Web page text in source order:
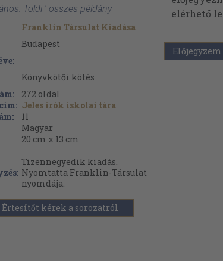
Toldi ' összes példány
Franklin Társulat Kiadása
Budapest
Könyvkötői kötés
272 oldal
Jeles irók iskolai tára
11
Magyar
20 cm x 13 cm
Tizennegyedik kiadás.
Nyomtatta Franklin-Társulat
nyomdája.
Értesítőt kérek a sorozatról
elérhető
Előjegyzem